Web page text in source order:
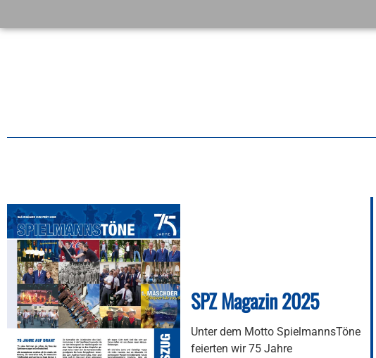
SPZ Magazin 2025
Unter dem Motto SpielmannsTöne
feierten wir 75 Jahre